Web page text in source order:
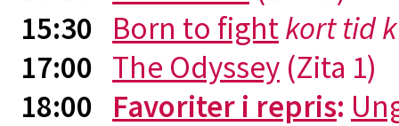
15:30 Born to fightkort tid
17:00 The Odyssey (Zita 1)
18:00 Favoriter i repris: